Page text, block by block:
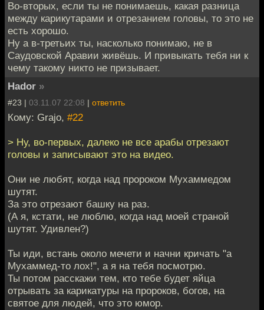
Во-вторых, если ты не понимаешь, какая разница
между карикутарами и отрезанием головы, то это не
есть хорошо.
Ну а в-третьих ты, насколько понимаю, не в
Саудовской Аравии живёшь. И привыкать тебя ни к
чему такому никто не призывает.
Hador »
#23 | 03.11.07 22:08 | ответить
Кому: Grajo, #22
> Ну, во-первых, далеко не все арабы отрезают
головы и записывают это на видео.
Они не любят, когда над пророком Мухаммедом
шутят.
За это отрезают башку на раз.
(А я, кстати, не люблю, когда над моей страной
шутят. Удивлен?)
Ты иди, встань около мечети и начни кричать "а
Мухаммед-то лох!", а я на тебя посмотрю.
Ты потом расскажи тем, кто тебе будет яйца
отрывать за карикатуры на пророков, богов, на
святое для людей, что это юмор.